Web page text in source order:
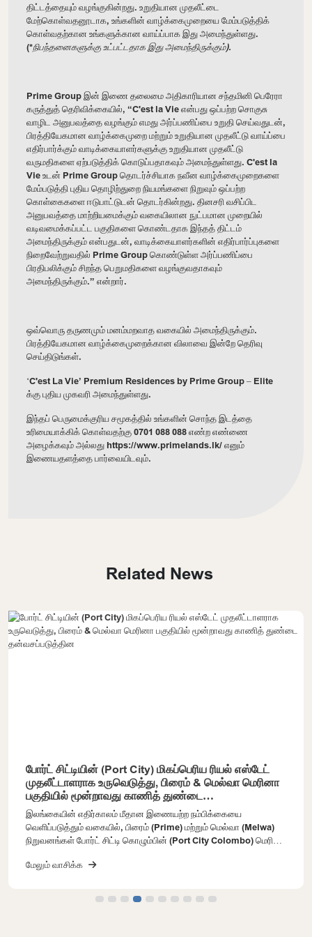
திட்டத்தையும் வழங்குகின்றது. உறுதியான முதலீட்டை
மேற்கொள்வதனூடாக, உங்களின் வாழ்க்கைமுறையை மேம்படுத்திக்
கொள்வதற்கான உங்களுக்கான வாய்ப்பாக இது அமைந்துள்ளது.
(*நிபந்தனைகளுக்கு உட்பட்டதாக இது அமைந்திருக்கும்).
Prime Groupஇன் இணை தலைமை அதிகாரியான சந்தமினி பெரேரா
கருத்துத் தெரிவிக்கையில், “C'est la Vieஎன்பது ஒப்பற்ற சொகுசு
வாழிட அனுபவத்தை வழங்கும் எமது அர்ப்பணிப்பை உறுதி செய்வதுடன்,
பிரத்தியேகமான வாழ்க்கைமுறை மற்றும் உறுதியான முதலீட்டு வாய்ப்பை
எதிர்பார்க்கும் வாடிக்கையாளர்களுக்கு உறுதியான முதலீட்டு
வருமதிகளை ஏற்படுத்திக் கொடுப்பதாகவும் அமைந்துள்ளது. C'est la
Vieஉடன் Prime Group தொடர்ச்சியாக நவீன வாழ்க்கைமுறைகளை
மேம்படுத்தி புதிய தொழிற்துறை நியமங்களை நிறுவும் ஒப்பற்ற
கொள்கைகளை ஈடுபாட்டுடன் தொடர்கின்றது. தினசரி வசிப்பிட
அனுபவத்தை மாற்றியமைக்கும் வகையிலான நுட்பமான முறையில்
வடிவமைக்கப்பட்ட பகுதிகளை கொண்டதாக இந்தத் திட்டம்
அமைந்திருக்கும் என்பதுடன், வாடிக்கையாளர்களின் எதிர்பார்ப்புகளை
நிறைவேற்றுவதில் Prime Group கொண்டுள்ள அர்ப்பணிப்பை
பிரதிபலிக்கும் சிறந்த பெறுமதிகளை வழங்குவதாகவும்
அமைந்திருக்கும்.” என்றார்.
ஒவ்வொரு தருணமும் மனம்மறவாத வகையில் அமைந்திருக்கும்.
பிரத்தியேகமான வாழ்க்கைமுறைக்கான விலாவை இன்றே தெரிவு
செய்திடுங்கள்.
‘C'est La Vie’ Premium Residences by Prime Group – Elite
க்கு புதிய முகவரி அமைந்துள்ளது.
இந்தப் பெருமைக்குரிய சமூகத்தில் உங்களின் சொந்த இடத்தை
உரிமையாக்கிக் கொள்வதற்கு 0701 088 088 எண்ற எண்ணை
அழைக்கவும் அல்லது https://www.primelands.lk/எனும்
இணையதளத்தை பார்வையிடவும்.
Related News
போர்ட் சிட்டியின் (Port City) மிகப்பெரிய ரியல் எஸ்டேட்
முதலீட்டாளராக உருவெடுத்து, பிரைம் & மெல்வா மெரினா
பகுதியில் மூன்றாவது காணித் துண்டை
தன்வசப்படுத்தின
இலங்கையின் எதிர்காலம் மீதான இணையற்ற நம்பிக்கையை
வெளிப்படுத்தும் வகையில், பிரைம் (Prime) மற்றும் மெல்வா (Melwa)
நிறுவனங்கள் போர்ட் சிட்டி கொழும்பின் (Port City Colombo) மெரினா
தேவையுள்ள காணித் துண்டுகளில் ஒன்றை வாங்கியதன் மூலம், போர்ட்
மேலும் வலுப்படுத்தியுள்ளன. காணி இலக்கம் 1-02-03 இன் கீழ் சுமார் 6
ஏக்கர் பரப்பளவில் அமைந்துள்ள இந்த சமீபத்திய கொள்வனவானது,
மேலும் வாசிக்க